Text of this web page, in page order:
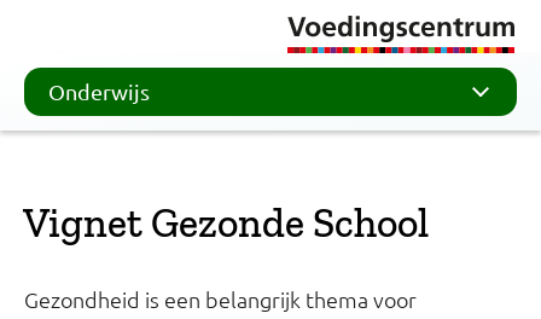
Onderwijs
Vignet Gezonde School
Gezondheid is een belangrijk thema voor